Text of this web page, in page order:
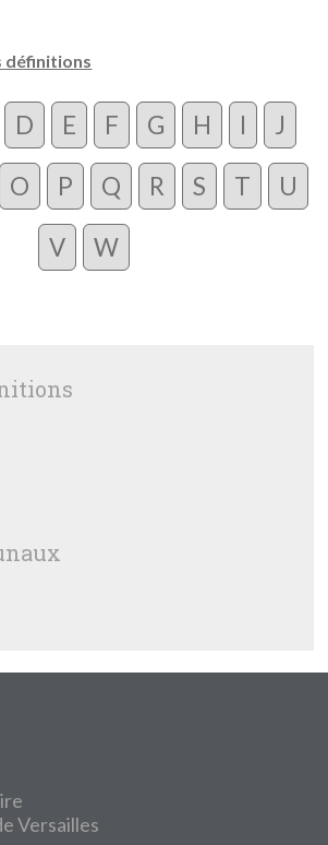
définitions
D E F G H I J
O P Q R S T U
V W
Versailles